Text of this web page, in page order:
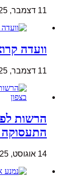
11 דצמבר, 2025
וועדה
11 דצמבר, 2025
הרשות
התעסוקה
14 אוגוסט, 2025